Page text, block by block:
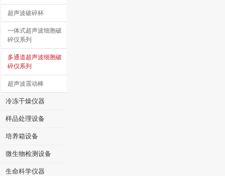
超声波破碎杯
一体式超声波细胞破
碎仪系列
多通道超声波细胞破
碎仪系列
超声波震动棒
冷冻干燥仪器
样品处理设备
培养箱设备
微生物检测设备
生命科学仪器